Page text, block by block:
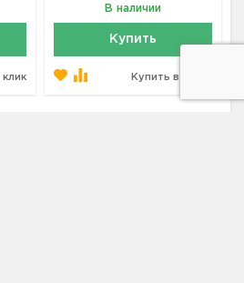
клик
В наличии
Купить
Купить в 1 клик